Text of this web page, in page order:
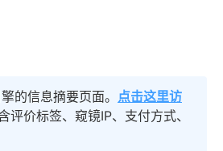
的信息摘要页面。 点击这里访
含评价标签、窥镜IP、支付方式、